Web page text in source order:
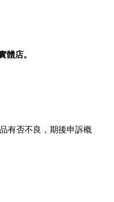
店。
有否不良，期後申訴概